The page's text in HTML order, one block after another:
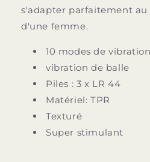
s'adapter parfaitement
d'une femme.
10 modes de
vibration de balle
Piles : 3 x LR 44
Matériel: TPR
Texturé
Super stimulant